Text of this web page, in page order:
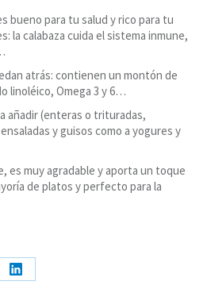
bueno para tu salud y rico para tu
la calabaza cuida el sistema inmune,
atrás: contienen un montón de
linoléico, Omega 3 y 6…
añadir (enteras o trituradas,
y guisos como a yogures y
es muy agradable y aporta un toque
de platos y perfecto para la
Share